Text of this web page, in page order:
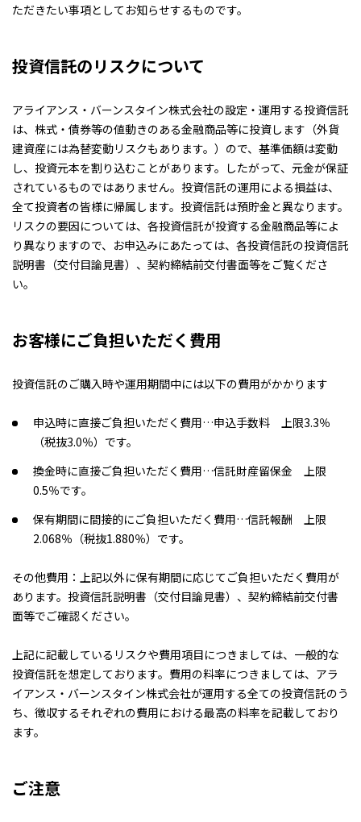
ただきたい事項としてお知らせするものです。
投資信託のリスクについて
アライアンス・バーンスタイン株式会社の設定・運用する投資信託
は、株式・債券等の値動きのある金融商品等に投資します（外貨
建資産には為替変動リスクもあります。）ので、基準価額は変動
し、投資元本を割り込むことがあります。したがって、元金が保証
されているものではありません。投資信託の運用による損益は、
全て投資者の皆様に帰属します。投資信託は預貯金と異なります。
リスクの要因については、各投資信託が投資する金融商品等によ
り異なりますので、お申込みにあたっては、各投資信託の投資信託
説明書（交付目論見書）、契約締結前交付書面等をご覧くださ
い。
お客様にご負担いただく費用
投資信託のご購入時や運用期間中には以下の費用がかかります
申込時に直接ご負担いただく費用…申込手数料 上限3.3％
（税抜3.0％）です。
換金時に直接ご負担いただく費用…信託財産留保金 上限
0.5％です。
保有期間に間接的にご負担いただく費用…信託報酬 上限
2.068％（税抜1.880％）です。
その他費用：上記以外に保有期間に応じてご負担いただく費用が
あります。投資信託説明書（交付目論見書）、契約締結前交付書
面等でご確認ください。
上記に記載しているリスクや費用項目につきましては、一般的な
投資信託を想定しております。費用の料率につきましては、アラ
イアンス・バーンスタイン株式会社が運用する全ての投資信託のう
ち、徴収するそれぞれの費用における最高の料率を記載しており
ます。
ご注意